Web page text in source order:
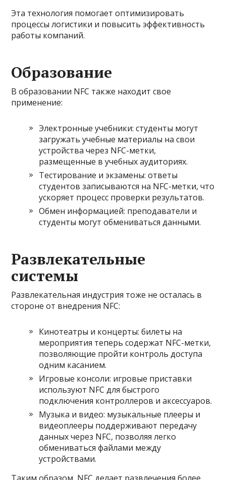
Эта технология помогает оптимизировать
процессы логистики и повысить эффективность
работы компаний.
Образование
В образовании NFC также находит свое
применение:
Электронные учебники: студенты могут
загружать учебные материалы на свои
устройства через NFC-метки,
размещенные в учебных аудиториях.
Тестирование и экзамены: ответы
студентов записываются на NFC-метки, что
ускоряет процесс проверки результатов.
Обмен информацией: преподаватели и
студенты могут обмениваться данными.
Развлекательные
системы
Развлекательная индустрия тоже не осталась в
стороне от внедрения NFC:
Кинотеатры и концерты: билеты на
мероприятия теперь содержат NFC-метки,
позволяющие пройти контроль доступа
одним касанием.
Игровые консоли: игровые приставки
используют NFC для быстрого
подключения контроллеров и аксессуаров.
Музыка и видео: музыкальные плееры и
видеоплееры поддерживают передачу
данных через NFC, позволяя легко
обмениваться файлами между
устройствами.